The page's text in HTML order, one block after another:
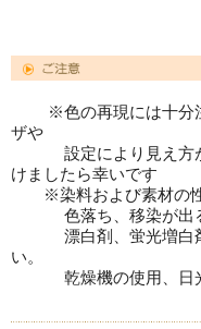
※色の再現には十分注
ザや
設定により見え方が
けましたら幸いです
※染料および素材の性
色落ち、移染が出る
漂白剤、蛍光増白剤
い。
乾燥機の使用、日光